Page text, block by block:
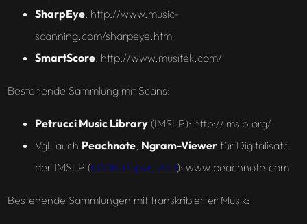
SharpEye: http://www.music-
scanning.com/sharpeye.html
SmartScore: http://www.musitek.com/
Bestehende Sammlung mit Scans:
Petrucci Music Library(IMSLP): http://imslp.org/
Vgl. auch Peachnote, Ngram-Viewerfür Digitalisate
der IMSLP (ISMIR-Paper, 2011): www.peachnote.com
Bestehende Sammlungen mit transkribierter Musik: